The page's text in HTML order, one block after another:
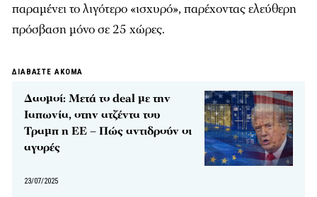
παραμένει το λιγότερο «ισχυρό», παρέχοντας ελεύθερη
πρόσβαση μόνο σε 25 χώρες.
ΔΙΑΒΑΣΤΕ ΑΚΟΜΑ
Δασμοί: Μετά το deal με την
Ιαπωνία, στην ατζέντα του
Τραμπ η ΕΕ – Πώς αντιδρούν οι
αγορές
23/07/2025